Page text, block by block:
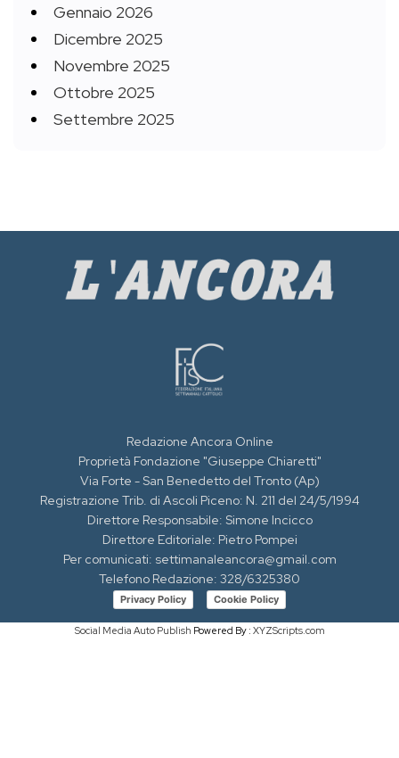
Gennaio 2026
Dicembre 2025
Novembre 2025
Ottobre 2025
Settembre 2025
Redazione Ancora Online
Proprietà Fondazione "Giuseppe Chiaretti"
Via Forte - San Benedetto del Tronto (Ap)
Registrazione Trib. di Ascoli Piceno: N. 211 del 24/5/1994
Direttore Responsabile: Simone Incicco
Direttore Editoriale: Pietro Pompei
Per comunicati: settimanaleancora@gmail.com
Telefono Redazione: 328/6325380
Privacy Policy Cookie Policy
Social Media Auto Publish Powered By : XYZScripts.com